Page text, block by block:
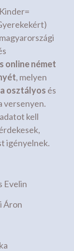
online német
, melyen
osztályos és
versenyen.
kell
igényelnek.
Evelin
Áron